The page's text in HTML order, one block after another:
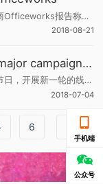
澳大利亚办公用品零售商Officeworks报告称截至2018年6月30日止财政年度的销售和盈利增长令人印象深刻。该公司的销售额首次突破20亿澳元（14.5亿美元），达到21.4亿澳元，比上一年增长9.1％，这是Officeworks自收购以来的最高同比增长率。
2018-08-21
Pentel launches major campaign for EnerGel
派通计划结合阶段性的节日，开展新一轮的线下宣传活动以支持旗下的EnerGel系列产品，通过广告、比赛、社交媒体等途径，以新鲜有趣的形式，吸引更多的年轻人认识该系列产品。
2018-07-04
6
手机端
公众号